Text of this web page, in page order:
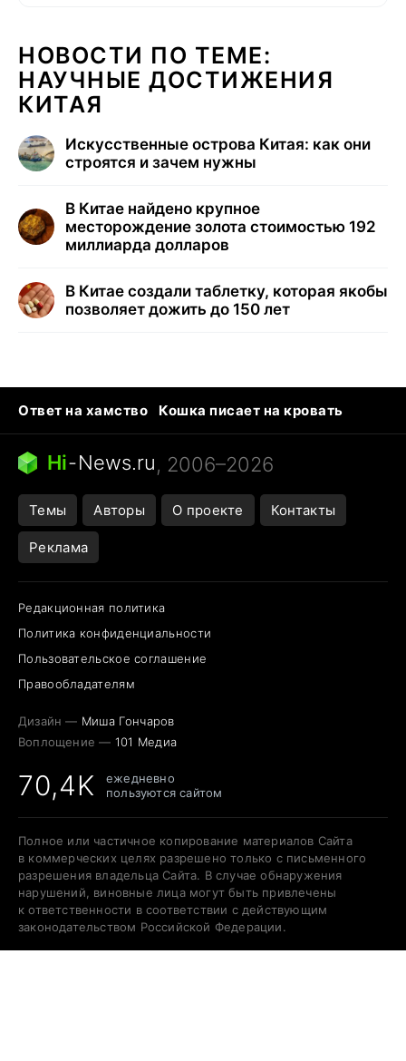
НОВОСТИ ПО ТЕМЕ:
НАУЧНЫЕ ДОСТИЖЕНИЯ
КИТАЯ
Искусственные острова Китая: как они
строятся и зачем нужны
В Китае найдено крупное
месторождение золота стоимостью 192
миллиарда долларов
В Китае создали таблетку, которая якобы
позволяет дожить до 150 лет
Ответ на хамство
Кошка писает на кровать
Тунцы в океанариуме
Следующая пандемия
Ядовитые пауки России
Открытие в Google Maps
Hi-News.ru, 2006–2026
Темы Авторы О проекте Контакты
Реклама
Редакционная политика
Политика конфиденциальности
Пользовательское соглашение
Правообладателям
Дизайн — Миша Гончаров
Воплощение — 101 Медиа
70,4K
ежедневно
пользуются сайтом
Полное или частичное копирование материалов Сайта
в коммерческих целях разрешено только с письменного
разрешения владельца Сайта. В случае обнаружения
нарушений, виновные лица могут быть привлечены
к ответственности в соответствии с действующим
законодательством Российской Федерации.